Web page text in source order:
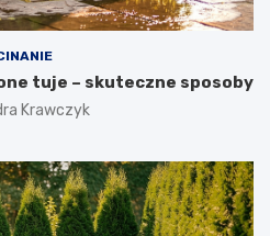
tuje – skuteczne sposoby
Krawczyk